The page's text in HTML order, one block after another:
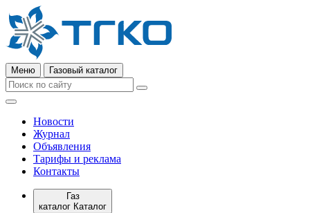
Меню Газовый каталог
Новости
Журнал
Объявления
Тарифы и реклама
Контакты
Газ
каталог Каталог